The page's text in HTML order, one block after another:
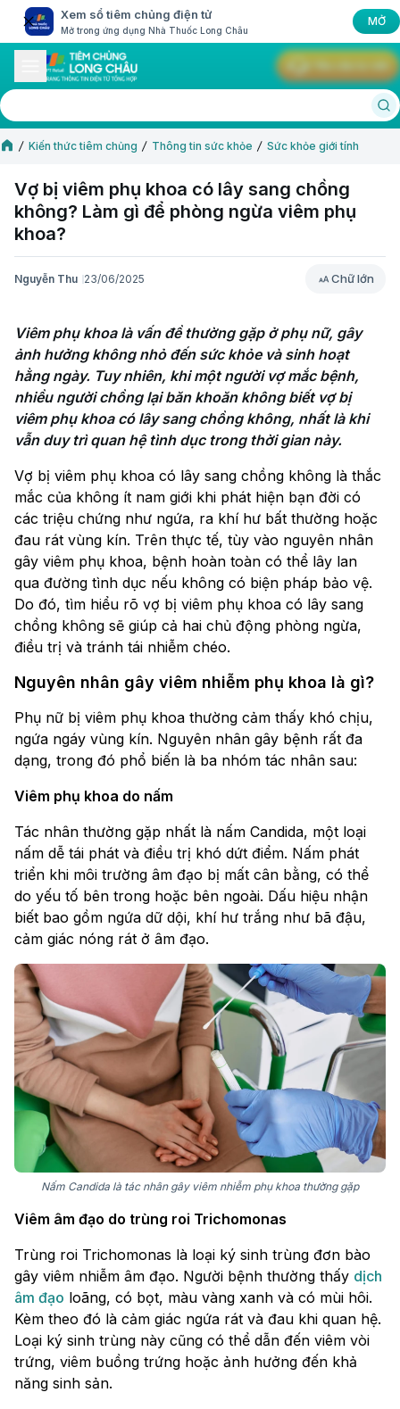
Xem sổ tiêm chủng điện tử
Mở trong ứng dụng Nhà Thuốc Long Châu
MỞ
Kiến thức tiêm chủng Thông tin sức khỏe Sức khỏe giới tính
Vợ bị viêm phụ khoa có lây sang chồng
không? Làm gì để phòng ngừa viêm phụ
khoa?
Nguyễn Thu 23/06/2025 Chữ lớn
Chữ lớn
Viêm phụ khoa là vấn đề thường gặp ở phụ nữ, gây
ảnh hưởng không nhỏ đến sức khỏe và sinh hoạt
hằng ngày. Tuy nhiên, khi một người vợ mắc bệnh,
nhiều người chồng lại băn khoăn không biết vợ bị
viêm phụ khoa có lây sang chồng không, nhất là khi
vẫn duy trì quan hệ tình dục trong thời gian này.
Vợ bị viêm phụ khoa có lây sang chồng không là thắc
mắc của không ít nam giới khi phát hiện bạn đời có
các triệu chứng như ngứa, ra khí hư bất thường hoặc
đau rát vùng kín. Trên thực tế, tùy vào nguyên nhân
gây viêm phụ khoa, bệnh hoàn toàn có thể lây lan
qua đường tình dục nếu không có biện pháp bảo vệ.
Do đó, tìm hiểu rõ vợ bị viêm phụ khoa có lây sang
chồng không sẽ giúp cả hai chủ động phòng ngừa,
điều trị và tránh tái nhiễm chéo.
Nguyên nhân gây viêm nhiễm phụ khoa là gì?
Phụ nữ bị viêm phụ khoa thường cảm thấy khó chịu,
ngứa ngáy vùng kín. Nguyên nhân gây bệnh rất đa
dạng, trong đó phổ biến là ba nhóm tác nhân sau:
Viêm phụ khoa do nấm
Tác nhân thường gặp nhất là nấm Candida, một loại
nấm dễ tái phát và điều trị khó dứt điểm. Nấm phát
triển khi môi trường âm đạo bị mất cân bằng, có thể
do yếu tố bên trong hoặc bên ngoài. Dấu hiệu nhận
biết bao gồm ngứa dữ dội, khí hư trắng như bã đậu,
cảm giác nóng rát ở âm đạo.
Nấm Candida là tác nhân gây viêm nhiễm phụ khoa thường gặp
Viêm âm đạo do trùng roi Trichomonas
Trùng roi Trichomonas là loại ký sinh trùng đơn bào
gây viêm nhiễm âm đạo. Người bệnh thường thấy dịch
âm đạo loãng, có bọt, màu vàng xanh và có mùi hôi.
Kèm theo đó là cảm giác ngứa rát và đau khi quan hệ.
Loại ký sinh trùng này cũng có thể dẫn đến viêm vòi
trứng, viêm buồng trứng hoặc ảnh hưởng đến khả
năng sinh sản.